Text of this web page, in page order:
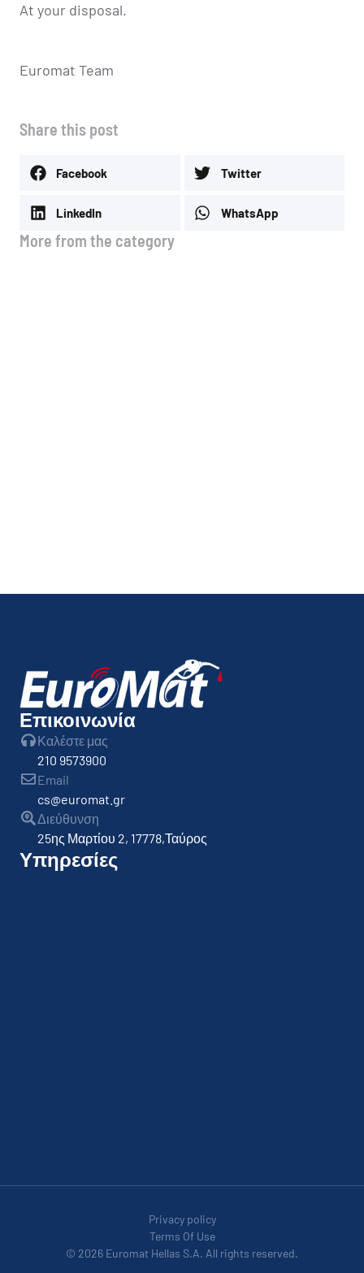
At your disposal.
Euromat Team
Share this post
Facebook Twitter
LinkedIn WhatsApp
More from the category
Επικοινωνία
Καλέστε μας
210 9573900
Email
cs@euromat.gr
Διεύθυνση
25ης Μαρτίου 2, 17778,Ταύρος
Υπηρεσίες
© 2026 Euromat Hellas S.A. All rights reserved.
Privacy policy
Terms Of Use